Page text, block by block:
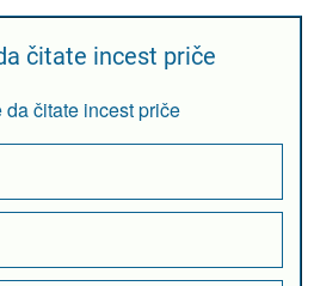
čitate incest priče
da čitate incest priče